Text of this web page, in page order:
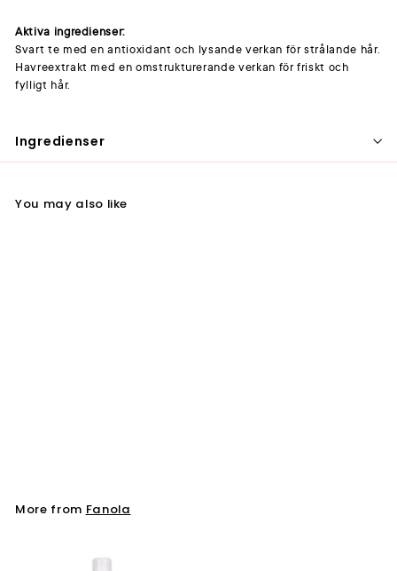
Aktiva ingredienser:
Svart te med en antioxidant och lysande verkan för strålande hår.
Havreextrakt med en omstrukturerande verkan för friskt och
fylligt hår.
Ingredienser
You may also like
More from Fanola